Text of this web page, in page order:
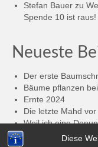
Diese
Stefan Bauer zu
Spende 10 ist raus!
Neueste
Der erste
Bäume pflanzen
Ernte 2024
Die letzte Mahd
Weil ich eine
Die 2.000,- € sind